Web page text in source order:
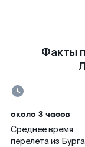
Факты
около 3 часов
Среднее время
перелета из